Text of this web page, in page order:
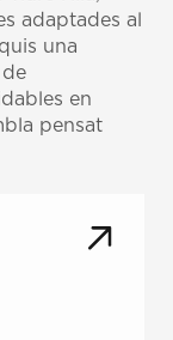
adaptades al
una
en
pensat